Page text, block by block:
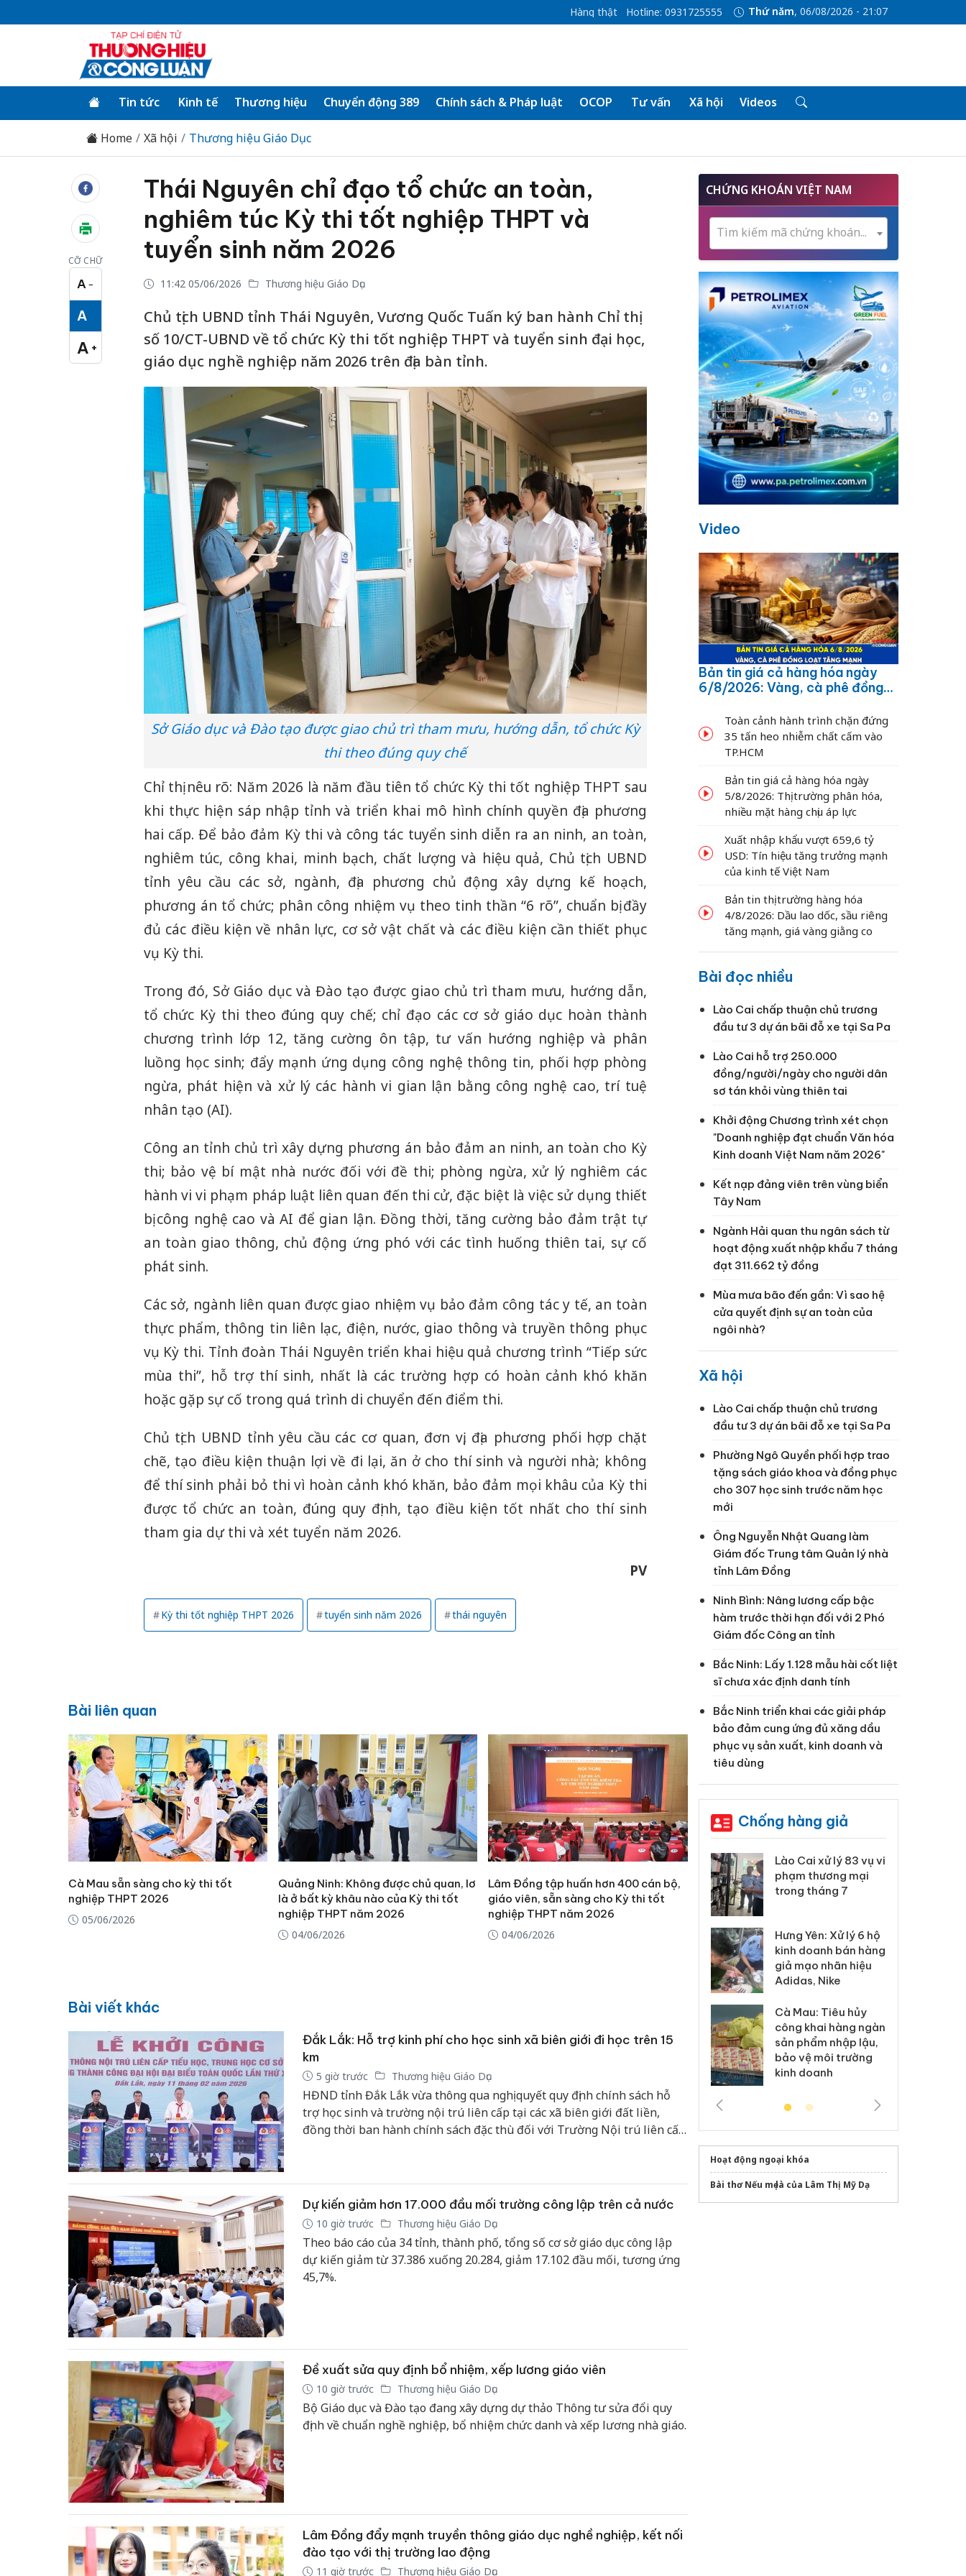
Hàng thật Hotline: 0931725555 Thứ năm, 06/08/2026 - 21:07
Tin tức Kinh tế Thương hiệu Chuyển động 389 Chính sách & Pháp luật OCOP Tư vấn Xã hội Videos
Home Xã hội Thương hiệu Giáo Dục
CỠ CHỮ
A −
Cỡ chữ nhỏ
A
Cỡ chữ vừa
A +
Cỡ chữ lớn
Thái Nguyên chỉ đạo tổ chức an toàn,
nghiêm túc Kỳ thi tốt nghiệp THPT và
tuyển sinh năm 2026
11:42 05/06/2026 Thương hiệu Giáo Dục
Chủ tịch UBND tỉnh Thái Nguyên, Vương Quốc Tuấn ký ban hành Chỉ thị
số 10/CT-UBND về tổ chức Kỳ thi tốt nghiệp THPT và tuyển sinh đại học,
giáo dục nghề nghiệp năm 2026 trên địa bàn tỉnh.
Sở Giáo dục và Đào tạo được giao chủ trì tham mưu, hướng dẫn, tổ chức Kỳ
thi theo đúng quy chế
Chỉ thị nêu rõ: Năm 2026 là năm đầu tiên tổ chức Kỳ thi tốt nghiệp THPT sau
khi thực hiện sáp nhập tỉnh và triển khai mô hình chính quyền địa phương
hai cấp. Để bảo đảm Kỳ thi và công tác tuyển sinh diễn ra an ninh, an toàn,
nghiêm túc, công khai, minh bạch, chất lượng và hiệu quả, Chủ tịch UBND
tỉnh yêu cầu các sở, ngành, địa phương chủ động xây dựng kế hoạch,
phương án tổ chức; phân công nhiệm vụ theo tinh thần “6 rõ”, chuẩn bị đầy
đủ các điều kiện về nhân lực, cơ sở vật chất và các điều kiện cần thiết phục
vụ Kỳ thi.
Trong đó, Sở Giáo dục và Đào tạo được giao chủ trì tham mưu, hướng dẫn,
tổ chức Kỳ thi theo đúng quy chế; chỉ đạo các cơ sở giáo dục hoàn thành
chương trình lớp 12, tăng cường ôn tập, tư vấn hướng nghiệp và phân
luồng học sinh; đẩy mạnh ứng dụng công nghệ thông tin, phối hợp phòng
ngừa, phát hiện và xử lý các hành vi gian lận bằng công nghệ cao, trí tuệ
nhân tạo (AI).
Công an tỉnh chủ trì xây dựng phương án bảo đảm an ninh, an toàn cho Kỳ
thi; bảo vệ bí mật nhà nước đối với đề thi; phòng ngừa, xử lý nghiêm các
hành vi vi phạm pháp luật liên quan đến thi cử, đặc biệt là việc sử dụng thiết
bị công nghệ cao và AI để gian lận. Đồng thời, tăng cường bảo đảm trật tự
an toàn giao thông, chủ động ứng phó với các tình huống thiên tai, sự cố
phát sinh.
Các sở, ngành liên quan được giao nhiệm vụ bảo đảm công tác y tế, an toàn
thực phẩm, thông tin liên lạc, điện, nước, giao thông và truyền thông phục
vụ Kỳ thi. Tỉnh đoàn Thái Nguyên triển khai hiệu quả chương trình “Tiếp sức
mùa thi”, hỗ trợ thí sinh, nhất là các trường hợp có hoàn cảnh khó khăn
hoặc gặp sự cố trong quá trình di chuyển đến điểm thi.
Chủ tịch UBND tỉnh yêu cầu các cơ quan, đơn vị, địa phương phối hợp chặt
chẽ, tạo điều kiện thuận lợi về đi lại, ăn ở cho thí sinh và người nhà; không
để thí sinh phải bỏ thi vì hoàn cảnh khó khăn, bảo đảm mọi khâu của Kỳ thi
được tổ chức an toàn, đúng quy định, tạo điều kiện tốt nhất cho thí sinh
tham gia dự thi và xét tuyển năm 2026.
PV
Kỳ thi tốt nghiệp THPT 2026 tuyển sinh năm 2026 thái nguyên
Bài liên quan
Cà Mau sẵn sàng cho kỳ thi tốt
nghiệp THPT 2026
05/06/2026
Quảng Ninh: Không được chủ quan, lơ
là ở bất kỳ khâu nào của Kỳ thi tốt
nghiệp THPT năm 2026
04/06/2026
Lâm Đồng tập huấn hơn 400 cán bộ,
giáo viên, sẵn sàng cho Kỳ thi tốt
nghiệp THPT năm 2026
04/06/2026
Bài viết khác
Đắk Lắk: Hỗ trợ kinh phí cho học sinh xã biên giới đi học trên 15
km
5 giờ trước Thương hiệu Giáo Dục
HĐND tỉnh Đắk Lắk vừa thông qua nghị quyết quy định chính sách hỗ
trợ học sinh và trường nội trú liên cấp tại các xã biên giới đất liền,
đồng thời ban hành chính sách đặc thù đối với Trường Nội trú liên cấp
Dự kiến giảm hơn 17.000 đầu mối trường công lập trên cả nước
10 giờ trước Thương hiệu Giáo Dục
Theo báo cáo của 34 tỉnh, thành phố, tổng số cơ sở giáo dục công lập
dự kiến giảm từ 37.386 xuống 20.284, giảm 17.102 đầu mối, tương ứng
45,7%.
Đề xuất sửa quy định bổ nhiệm, xếp lương giáo viên
10 giờ trước Thương hiệu Giáo Dục
Bộ Giáo dục và Đào tạo đang xây dựng dự thảo Thông tư sửa đổi quy
định về chuẩn nghề nghiệp, bổ nhiệm chức danh và xếp lương nhà giáo.
Lâm Đồng đẩy mạnh truyền thông giáo dục nghề nghiệp, kết nối
đào tạo với thị trường lao động
11 giờ trước Thương hiệu Giáo Dục
CHỨNG KHOÁN VIỆT NAM
Tìm kiếm mã chứng khoán...
Video
Bản tin giá cả hàng hóa ngày
6/8/2026: Vàng, cà phê đồng
Toàn cảnh hành trình chặn đứng
35 tấn heo nhiễm chất cấm vào
TP.HCM
Bản tin giá cả hàng hóa ngày
5/8/2026: Thị trường phân hóa,
nhiều mặt hàng chịu áp lực
Xuất nhập khẩu vượt 659,6 tỷ
USD: Tín hiệu tăng trưởng mạnh
của kinh tế Việt Nam
Bản tin thị trường hàng hóa
4/8/2026: Dầu lao dốc, sầu riêng
tăng mạnh, giá vàng giằng co
Bài đọc nhiều
Lào Cai chấp thuận chủ trương
đầu tư 3 dự án bãi đỗ xe tại Sa Pa
Lào Cai hỗ trợ 250.000
đồng/người/ngày cho người dân
sơ tán khỏi vùng thiên tai
Khởi động Chương trình xét chọn
"Doanh nghiệp đạt chuẩn Văn hóa
Kinh doanh Việt Nam năm 2026"
Kết nạp đảng viên trên vùng biển
Tây Nam
Ngành Hải quan thu ngân sách từ
hoạt động xuất nhập khẩu 7 tháng
đạt 311.662 tỷ đồng
Mùa mưa bão đến gần: Vì sao hệ
cửa quyết định sự an toàn của
ngôi nhà?
Xã hội
Lào Cai chấp thuận chủ trương
đầu tư 3 dự án bãi đỗ xe tại Sa Pa
Phường Ngô Quyền phối hợp trao
tặng sách giáo khoa và đồng phục
cho 307 học sinh trước năm học
mới
Ông Nguyễn Nhật Quang làm
Giám đốc Trung tâm Quản lý nhà
tỉnh Lâm Đồng
Ninh Bình: Nâng lương cấp bậc
hàm trước thời hạn đối với 2 Phó
Giám đốc Công an tỉnh
Bắc Ninh: Lấy 1.128 mẫu hài cốt liệt
sĩ chưa xác định danh tính
Bắc Ninh triển khai các giải pháp
bảo đảm cung ứng đủ xăng dầu
phục vụ sản xuất, kinh doanh và
tiêu dùng
Chống hàng giả
Công an Thanh Hóa
tìm bị hại trong vụ
án sản xuất, buôn
bán yến sào giả
bán hàng giả tại Phú
Lào Cai xử lý 83 vụ vi
phạm thương mại
trong tháng 7
Hưng Yên: Xử lý 6 hộ
kinh doanh bán hàng
giả mạo nhãn hiệu
Adidas, Nike
Cà Mau: Tiêu hủy
công khai hàng ngàn
sản phẩm nhập lậu,
bảo vệ môi trường
kinh doanh
Hoạt động ngoại khóa
Bài thơ Nếu mẹ là của Lâm Thị Mỹ Dạ